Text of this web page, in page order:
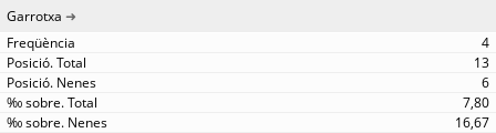
Garrotxa
4
13
6
7,80
16,67